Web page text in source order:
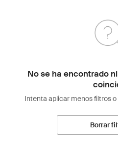
No se ha encontrado
Intenta aplicar menos filtros
Borrar